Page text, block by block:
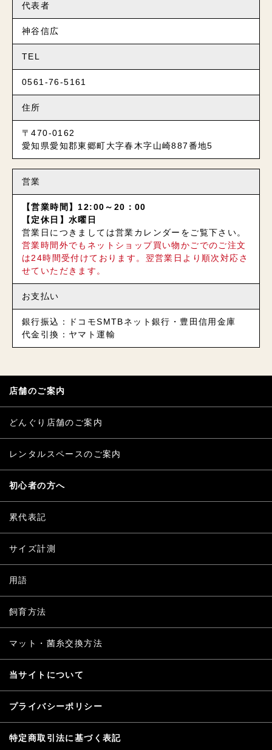
代表者
神谷信広
TEL
0561-76-5161
住所
〒470-0162
愛知県愛知郡東郷町大字春木字山崎887番地5
営業
【営業時間】12:00～20：00
【定休日】水曜日
営業日につきましては営業カレンダーをご覧下さい。
営業時間外でもネットショップ買い物かごでのご注文
は24時間受付けております。翌営業日より順次対応さ
せていただきます。
お支払い
銀行振込：ドコモSMTBネット銀行・豊田信用金庫
代金引換：ヤマト運輸
店舗のご案内
どんぐり店舗のご案内
レンタルスペースのご案内
初心者の方へ
累代表記
サイズ計測
用語
飼育方法
マット・菌糸交換方法
当サイトについて
プライバシーポリシー
特定商取引法に基づく表記